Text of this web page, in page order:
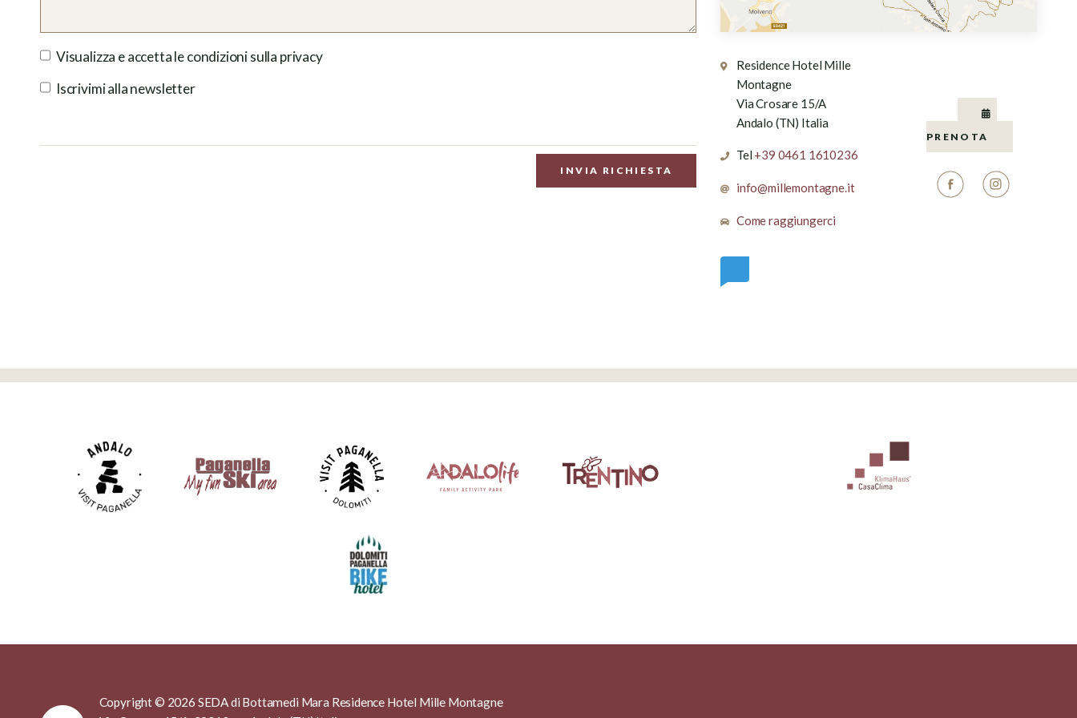
Visualizza e accetta le condizioni sulla privacy
Iscrivimi alla newsletter
INVIA RICHIESTA
Residence Hotel Mille
Montagne
Via Crosare 15/A
Andalo (TN) Italia
Tel +39 0461 1610236
info@millemontagne.it
Come raggiungerci
PRENOTA
Copyright © 2026 SEDA di Bottamedi Mara Residence Hotel Mille Montagne